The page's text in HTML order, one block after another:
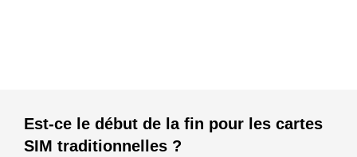
Est-ce le début de la fin pour les cartes
SIM traditionnelles ?